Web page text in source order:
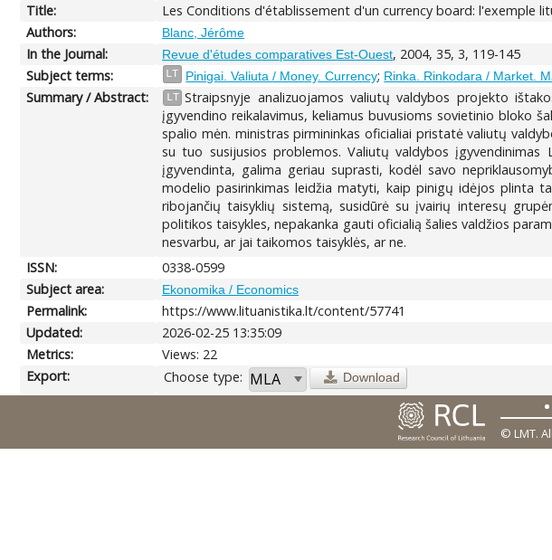
Title:
Les Conditions d'établissement d'un currency board: l'exemple
Authors:
Blanc, Jérôme
In the Journal: Revue d'études comparatives Est-Ouest, 2004, 35, 3, 119-145
Subject terms:
LT Pinigai. Valiuta / Money. Currency; Rinka. Rinkodara / Market.
Summary / Abstract: LT Straipsnyje analizuojamos valiutų valdybos projekto
įgyvendino reikalavimus, keliamus buvusioms sovietinio bloko
spalio mėn. ministras pirmininkas oficialiai pristatė valiutų
su tuo susijusios problemos. Valiutų valdybos
įgyvendinta, galima geriau suprasti, kodėl savo
modelio pasirinkimas leidžia matyti, kaip pinigų idėjos plinta
ribojančių taisyklių sistemą, susidūrė su įvairių interesų
politikos taisykles, nepakanka gauti oficialią šalies valdžios
nesvarbu, ar jai taikomos taisyklės, ar ne.
ISSN:
0338-0599
Subject area:
Ekonomika / Economics
Permalink:
https://www.lituanistika.lt/content/57741
Updated:
2026-02-25 13:35:09
Metrics:
Views: 22
Export:
Choose type: Download
© LMT.